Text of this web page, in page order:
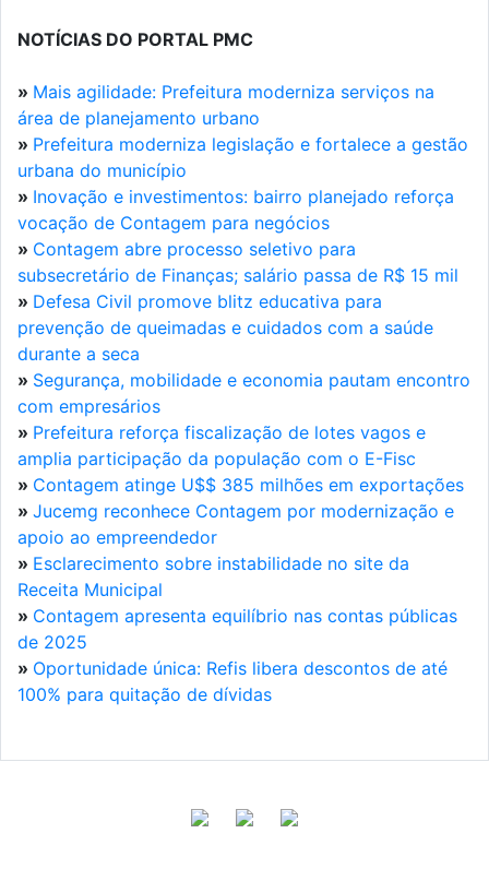
NOTÍCIAS DO PORTAL PMC
» Mais agilidade: Prefeitura moderniza serviços na
área de planejamento urbano
» Prefeitura moderniza legislação e fortalece a gestão
urbana do município
» Inovação e investimentos: bairro planejado reforça
vocação de Contagem para negócios
» Contagem abre processo seletivo para
subsecretário de Finanças; salário passa de R$ 15 mil
» Defesa Civil promove blitz educativa para
prevenção de queimadas e cuidados com a saúde
durante a seca
» Segurança, mobilidade e economia pautam encontro
com empresários
» Prefeitura reforça fiscalização de lotes vagos e
amplia participação da população com o E-Fisc
» Contagem atinge U$$ 385 milhões em exportações
» Jucemg reconhece Contagem por modernização e
apoio ao empreendedor
» Esclarecimento sobre instabilidade no site da
Receita Municipal
» Contagem apresenta equilíbrio nas contas públicas
de 2025
» Oportunidade única: Refis libera descontos de até
100% para quitação de dívidas